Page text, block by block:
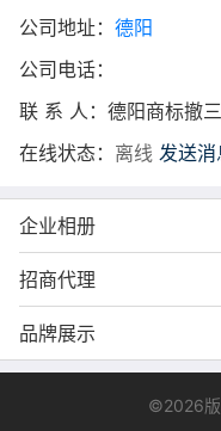
公司地址： 德阳
公司电话：
联 系 人：德阳商标撤三
在线状态： 离线 发送消
企业相册
招商代理
品牌展示
©2026版